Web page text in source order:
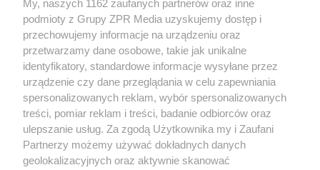
Żaden utwór zamieszczony w serwisie nie może być powielany i
rozpowszechniany lub dalej rozpowszechniany w jakikolwiek sposób (w
tym także elektroniczny lub mechaniczny) na jakimkolwiek polu
eksploatacji w jakiejkolwiek formie, włącznie z umieszczaniem w
Internecie bez pisemnej zgody właściciela praw. Jakiekolwiek użycie lub
wykorzystanie utworów w całości lub w części z naruszeniem prawa,
tzn. bez właściwej zgody, jest zabronione pod groźbą kary i może być
ścigane prawnie.
My, naszych 1162 zaufanych partnerów oraz inne
podmioty z Grupy ZPR Media uzyskujemy dostęp i
przechowujemy informacje na urządzeniu oraz
przetwarzamy dane osobowe, takie jak unikalne
identyfikatory, standardowe informacje wysyłane przez
urządzenie czy dane przeglądania w celu zapewniania
spersonalizowanych reklam, wybór spersonalizowanych
treści, pomiar reklam i treści, badanie odbiorców oraz
ulepszanie usług. Za zgodą Użytkownika my i Zaufani
Partnerzy możemy używać dokładnych danych
geolokalizacyjnych oraz aktywnie skanować